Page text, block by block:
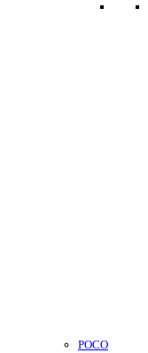
POCO